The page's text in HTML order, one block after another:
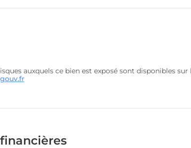
auxquels ce bien est exposé sont disponibles sur